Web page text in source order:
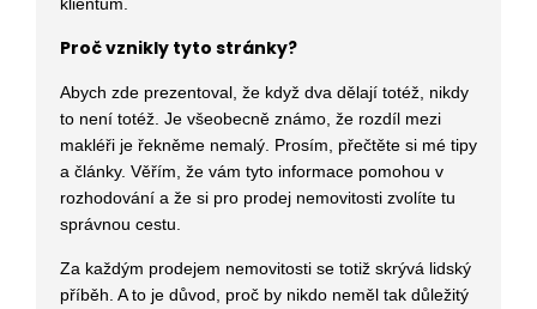
Proč vznikly tyto stránky?
Abych zde prezentoval, že když dva dělají totéž, nikdy
to není totéž. Je všeobecně známo, že rozdíl mezi
makléři je řekněme nemalý. Prosím, přečtěte si mé tipy
a články. Věřím, že vám tyto informace pomohou v
rozhodování a že si pro prodej nemovitosti zvolíte tu
správnou cestu.
Za každým prodejem nemovitosti se totiž skrývá lidský
příběh. A to je důvod, proč by nikdo neměl tak důležitý